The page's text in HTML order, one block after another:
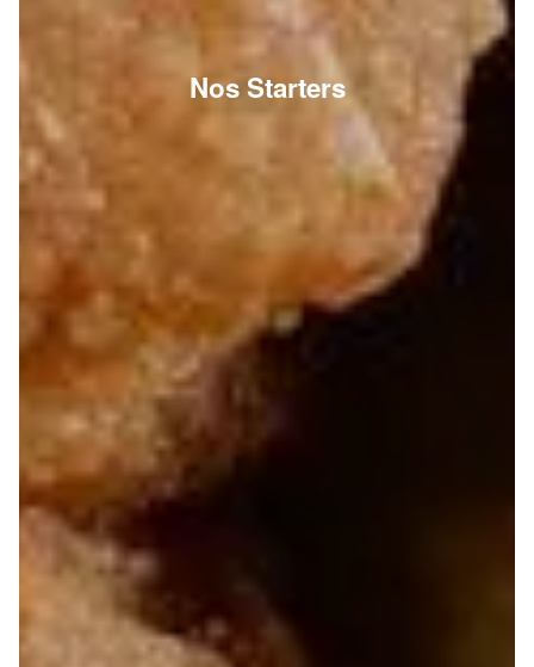
Nos Starters